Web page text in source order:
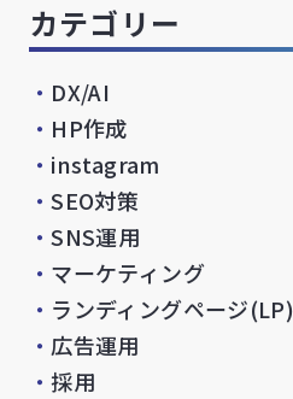
カテゴリー
・ DX/AI
・ HP作成
・ instagram
・SEO対策
・SNS運用
・ マーケティング
・ ランディングページ(LP)
・ 広告運用
・採用